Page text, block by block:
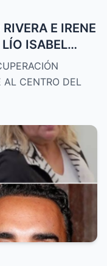
E IRENE
ISABEL
AL CENTRO DEL